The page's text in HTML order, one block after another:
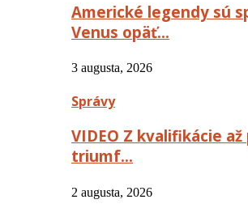
Americké legendy sú
Venus opäť…
3 augusta, 2026
Správy
VIDEO Z kvalifikácie
triumf…
2 augusta, 2026